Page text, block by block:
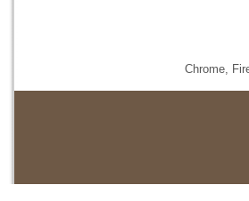
Chrome,